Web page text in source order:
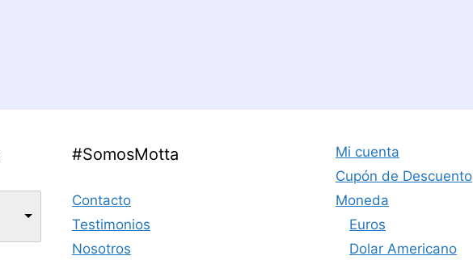
#SomosMotta
Contacto
Testimonios
Nosotros
Mi cuenta
Cupón de Descuento
Moneda
Euros
Dolar Americano